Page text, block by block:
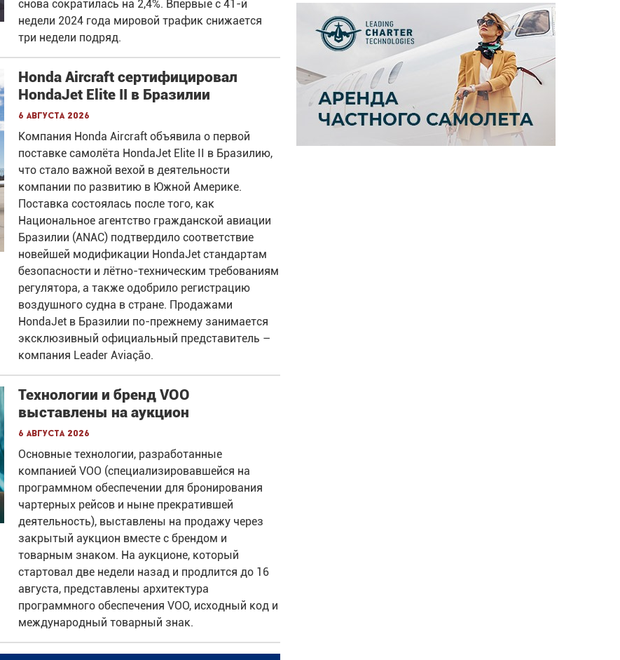
снова сократилась на 2,4%. Впервые с 41-й
недели 2024 года мировой трафик снижается
три недели подряд.
Honda Aircraft сертифицировал
HondaJet Elite II в Бразилии
6 августа 2026
Компания Honda Aircraft объявила о первой
поставке самолёта HondaJet Elite II в Бразилию,
что стало важной вехой в деятельности
компании по развитию в Южной Америке.
Поставка состоялась после того, как
Национальное агентство гражданской авиации
Бразилии (ANAC) подтвердило соответствие
новейшей модификации HondaJet стандартам
безопасности и лётно-техническим требованиям
регулятора, а также одобрило регистрацию
воздушного судна в стране. Продажами
HondaJet в Бразилии по-прежнему занимается
эксклюзивный официальный представитель –
компания Leader Aviação.
Технологии и бренд VOO
выставлены на аукцион
6 августа 2026
Основные технологии, разработанные
компанией VOO (специализировавшейся на
программном обеспечении для бронирования
чартерных рейсов и ныне прекратившей
деятельность), выставлены на продажу через
закрытый аукцион вместе с брендом и
товарным знаком. На аукционе, который
стартовал две недели назад и продлится до 16
августа, представлены архитектура
программного обеспечения VOO, исходный код и
международный товарный знак.